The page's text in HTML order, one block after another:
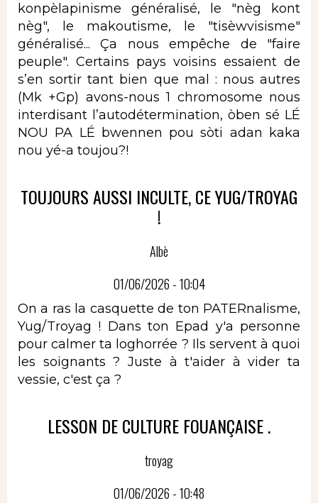
konpèlapinisme généralisé, le "nèg kont
nèg", le makoutisme, le "tisèwvisisme"
généralisé... Ça nous empêche de "faire
peuple". Certains pays voisins essaient de
s’en sortir tant bien que mal : nous autres
(Mk +Gp) avons-nous 1 chromosome nous
interdisant l’autodétermination, òben sé LÉ
NOU PA LÉ bwennen pou sòti adan kaka
nou yé-a toujou?!
TOUJOURS AUSSI INCULTE, CE YUG/TROYAG
!
Albè
01/06/2026 - 10:04
On a ras la casquette de ton PATERnalisme,
Yug/Troyag ! Dans ton Epad y'a personne
pour calmer ta loghorrée ? Ils servent à quoi
les soignants ? Juste à t'aider à vider ta
vessie, c'est ça ?
LESSON DE CULTURE FOUANÇAISE .
troyag
01/06/2026 - 10:48